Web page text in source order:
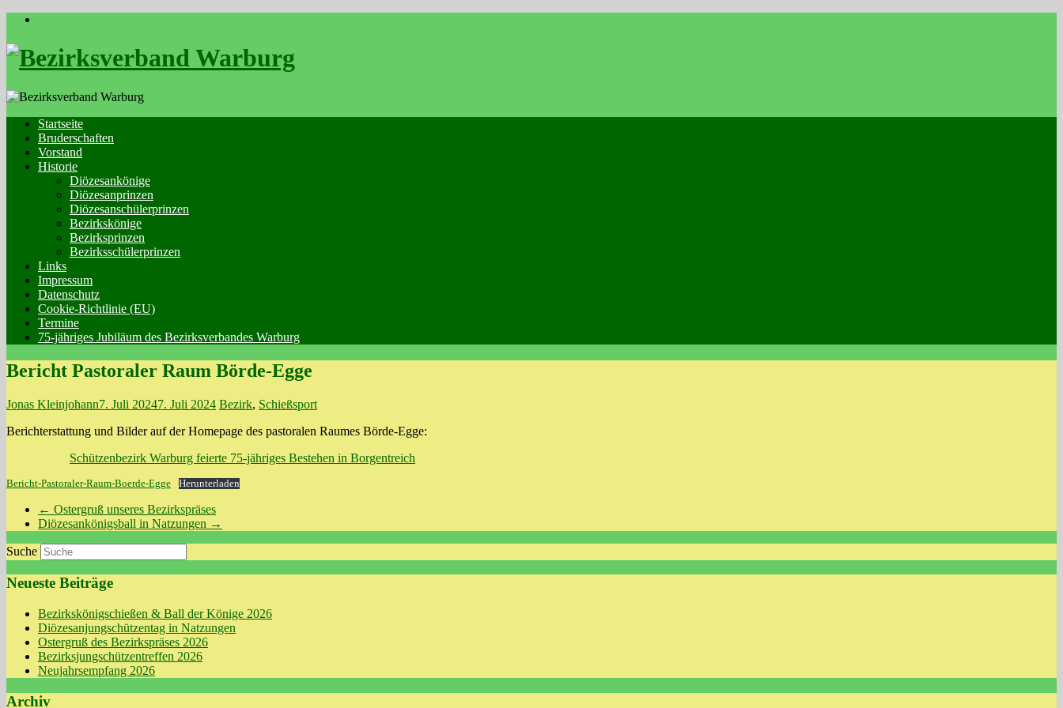
Skip
content
Startseite
Bruderschaften
Vorstand
Historie
Diözesankönige
Diözesanprinzen
Diözesanschülerprinzen
Bezirkskönige
Bezirksprinzen
Bezirksschülerprinzen
Links
Impressum
Datenschutz
Cookie-Richtlinie (EU)
Termine
75-jähriges Jubiläum des Bezirksverbandes Warburg
Bericht Pastoraler Raum Börde-Egge
Jonas Kleinjohann7. Juli 20247. Juli 2024 Bezirk, Schießsport
Berichterstattung und Bilder auf der Homepage des pastoralen Raumes Börde-Egge:
Schützenbezirk Warburg feierte 75-jähriges Bestehen in Borgentreich
Bericht-Pastoraler-Raum-Boerde-Egge Herunterladen
← Ostergruß unseres Bezirkspräses
Diözesankönigsball in Natzungen →
Suche
Neueste Beiträge
Bezirkskönigschießen & Ball der Könige 2026
Diözesanjungschützentag in Natzungen
Ostergruß des Bezirkspräses 2026
Bezirksjungschützentreffen 2026
Neujahrsempfang 2026
Archiv